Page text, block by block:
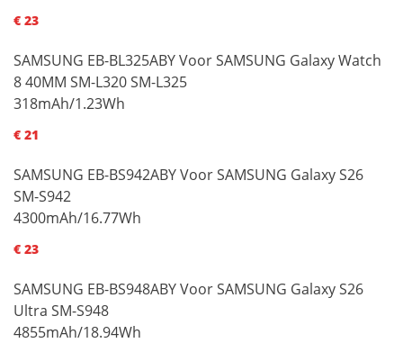
€ 23
SAMSUNG EB-BL325ABY Voor SAMSUNG Galaxy Watch
8 40MM SM-L320 SM-L325
318mAh/1.23Wh
€ 21
SAMSUNG EB-BS942ABY Voor SAMSUNG Galaxy S26
SM-S942
4300mAh/16.77Wh
€ 23
SAMSUNG EB-BS948ABY Voor SAMSUNG Galaxy S26
Ultra SM-S948
4855mAh/18.94Wh